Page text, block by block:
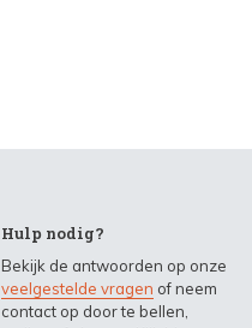
Hulp nodig?
Bekijk de antwoorden op onze
veelgestelde vragen of neem
contact op door te bellen,